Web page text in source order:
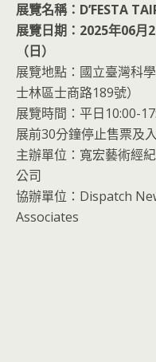
展覽名稱：D’FESTA
展覽日期：2025年06月
（日）
展覽地點：國立臺灣科
士林區士商路189號）
展覽時間：平日10:00-
展前30分鐘停止售票及入
主辦單位：寬宏藝術經
公司
協辦單位：Dispatch
Associates